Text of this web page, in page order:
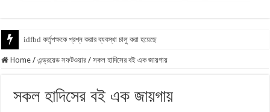
idfbd কর্তৃপক্ষকে প্রশ্ন করার ব্যবস্থা চালু করা হয়েছে
Home / এন্ড্রয়েড সফটওয়ার / সকল হাদিসের বই এক জায়গায়
সকল হাদিসের বই এক জায়গায়